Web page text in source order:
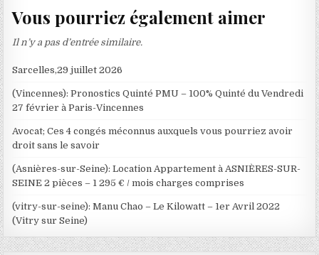
Vous pourriez également aimer
Il n’y a pas d’entrée similaire.
Sarcelles,29 juillet 2026
(Vincennes): Pronostics Quinté PMU – 100% Quinté du Vendredi
27 février à Paris-Vincennes
Avocat; Ces 4 congés méconnus auxquels vous pourriez avoir
droit sans le savoir
(Asnières-sur-Seine): Location Appartement à ASNIÈRES-SUR-
SEINE 2 pièces – 1 295 € / mois charges comprises
(vitry-sur-seine): Manu Chao – Le Kilowatt – 1er Avril 2022
(Vitry sur Seine)